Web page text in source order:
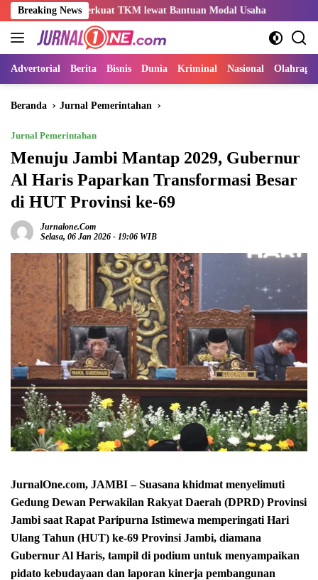
Langsung
ke
konten
Breaking News
Perkuat TKM lewat Bantuan Modal Usaha Kemnaker
Advertorial Berita Bisnis Dunia Kriminal Nasional Olahraga
Beranda Jurnal Pemerintahan
Jurnal Pemerintahan
Menuju Jambi Mantap 2029, Gubernur
Al Haris Paparkan Transformasi Besar
di HUT Provinsi ke-69
Jurnalone.com
Selasa, 06 Jan 2026 - 19:06 WIB
JurnalOne.com, JAMBI – Suasana khidmat menyelimuti
Gedung Dewan Perwakilan Rakyat Daerah (DPRD) Provinsi
Jambi saat Rapat Paripurna Istimewa memperingati Hari
Ulang Tahun (HUT) ke-69 Provinsi Jambi, diamana
Gubernur Al Haris, tampil di podium untuk menyampaikan
pidato kebudayaan dan laporan kinerja pembangunan